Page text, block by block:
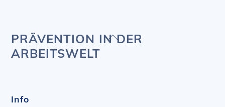
Back
PRÄVENTION IN DER
ARBEITSWELT
Info